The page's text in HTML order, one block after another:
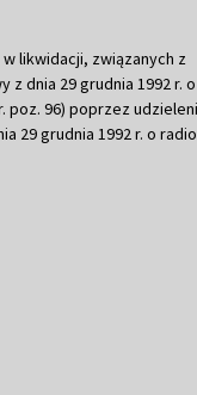
likwidacji, związanych z
z dnia 29 grudnia 1992 r. o
poz. 96) poprzez
29 grudnia 1992 r. o